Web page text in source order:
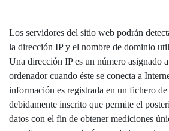
Los servidores del sitio web podrán
la dirección IP y el nombre de dominio
Una dirección IP es un número asignado
ordenador cuando éste se conecta a
información es registrada en un fichero
debidamente inscrito que permite el
datos con el fin de obtener mediciones